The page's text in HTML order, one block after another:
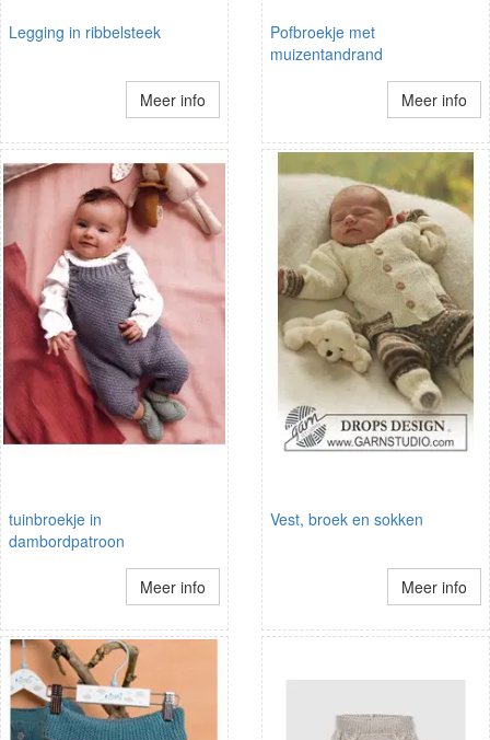
Legging in ribbelsteek
Meer info
Pofbroekje met
muizentandrand
Meer info
tuinbroekje in
dambordpatroon
Meer info
Vest, broek en sokken
Meer info